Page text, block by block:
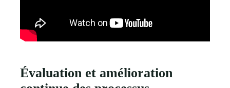
Évaluation et amélioration